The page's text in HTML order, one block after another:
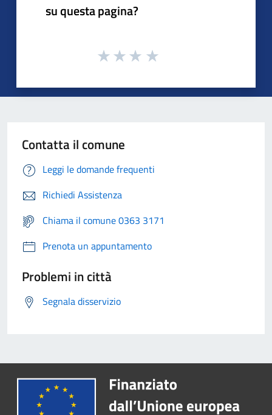
su questa pagina?
Contatta il comune
Leggi le domande frequenti
Richiedi Assistenza
Chiama il comune 0363 3171
Prenota un appuntamento
Problemi in città
Segnala disservizio